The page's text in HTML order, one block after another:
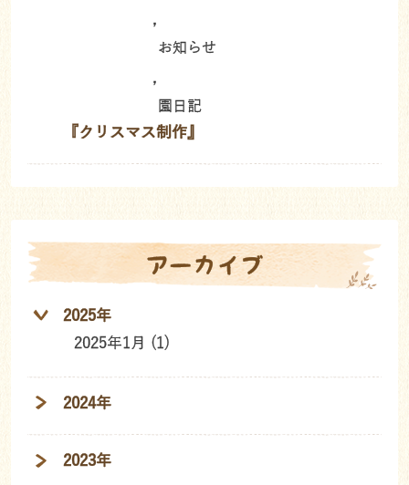
,
お知らせ
,
園日記
『クリスマス制作』
アーカイブ
2025年
2025年1月 (1)
2024年
2023年